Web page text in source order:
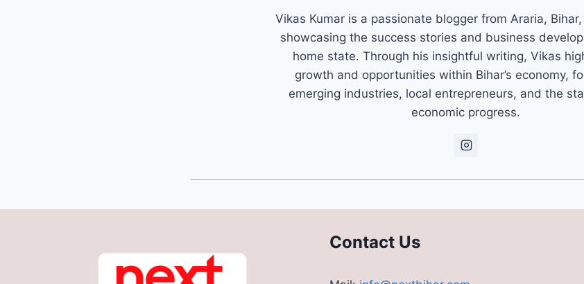
Vikas Kumar is a passionate blogger from Araria,
showcasing the success stories and business
home state. Through his insightful writing, Vikas
growth and opportunities within Bihar’s economy,
emerging industries, local entrepreneurs, and the
economic progress.
Contact Us